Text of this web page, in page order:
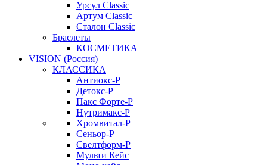
Урсул Classic
Артум Classic
Сталон Classic
Браслеты
КОСМЕТИКА
VISION (Россия)
КЛАССИКА
Антиокс-Р
Детокс-Р
Пакс Форте-Р
Нутримакс-Р
Хромвитал-Р
Сеньор-Р
Свелтформ-Р
Мульти Кейс